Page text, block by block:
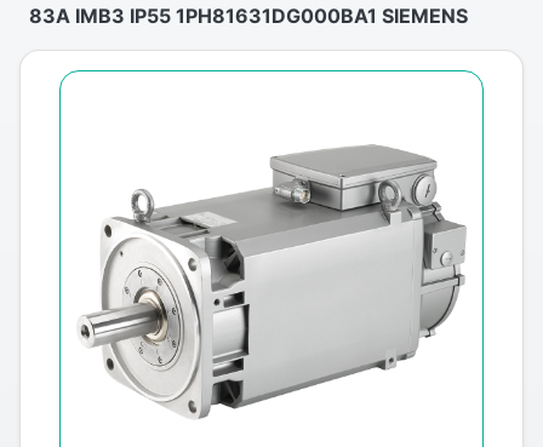
83A IMB3 IP55 1PH81631DG000BA1 SIEMENS